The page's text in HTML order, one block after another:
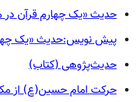
حدیث «یک چهارم قرآن در
پیش نویس:حدیث «یک
حدیث‌پژوهی (کتاب)
حرکت امام حسین(ع) از